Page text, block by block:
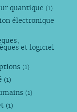
quantique (1)
électronique
et logiciel
(1)
(1)
(1)
(1)